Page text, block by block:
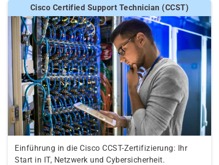
Cisco Certified Support Technician (CCST)
Einführung in die Cisco CCST-Zertifizierung: Ihr
Start in IT, Netzwerk und Cybersicherheit.